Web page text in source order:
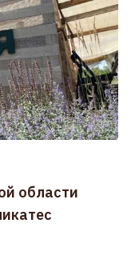
области